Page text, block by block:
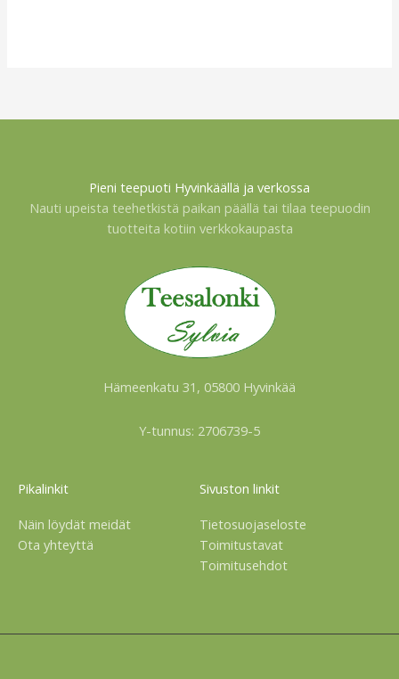
Pieni teepuoti Hyvinkäällä ja verkossa
Nauti upeista teehetkistä paikan päällä tai tilaa teepuodin
tuotteita kotiin verkkokaupasta
Hämeenkatu 31, 05800 Hyvinkää
Y-tunnus: 2706739-5
Pikalinkit
Näin löydät meidät
Ota yhteyttä
Sivuston linkit
Tietosuojaseloste
Toimitustavat
Toimitusehdot